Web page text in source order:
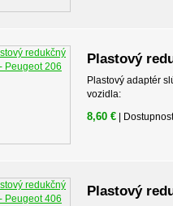
Plastový
Plastový adaptér
vozidla:
8,60 € |
Plastový